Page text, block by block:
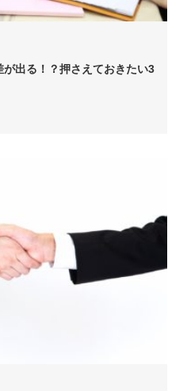
出る！？押さえておきたい3
見積もり